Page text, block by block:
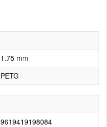
1.75 mm
PETG
9619419198084